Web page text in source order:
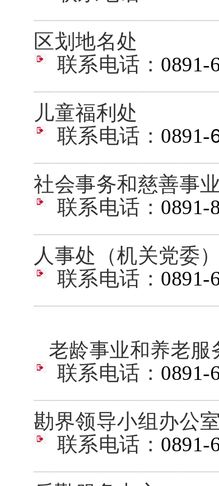
区划地名处
联系电话： 0891-
儿童福利处
联系电话： 0891-
社会事务和慈善事
联系电话： 0891-
人事处（机关党委
联系电话： 0891-
老龄事业和养老服
联系电话： 0891-
勘界领导小组办公
联系电话： 0891-